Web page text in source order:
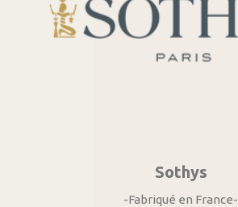
Sothys
-Fabriqué en France-